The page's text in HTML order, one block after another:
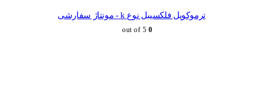
ترموکوپل فلکسیبل نوع k - مونتاژ سفارشی
0